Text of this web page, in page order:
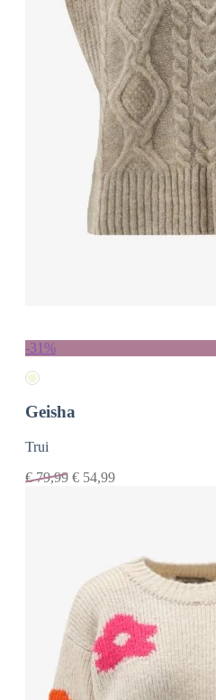
-31%
Geisha
Trui
€79,99 € 54,99